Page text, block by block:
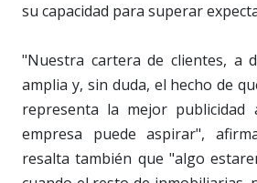
su capacidad para superar
"Nuestra cartera de clientes, a
amplia y, sin duda, el hecho de
representa la mejor publicidad
empresa puede aspirar",
resalta también que "algo